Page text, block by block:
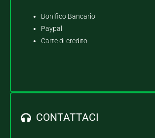
Bonifico Bancario
Paypal
Carte di credito
CONTATTACI